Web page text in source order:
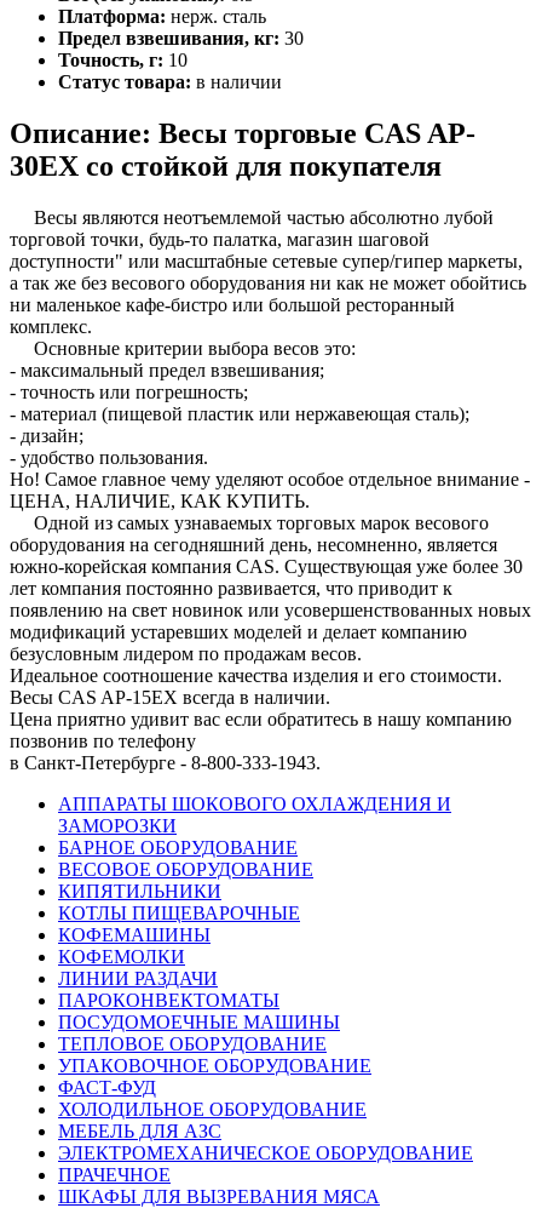
Платформа: нерж. сталь
Предел взвешивания, кг: 30
Точность, г: 10
Статус товара: в наличии
Описание: Весы торговые CAS AP-
30EX со стойкой для покупателя
Весы являются неотъемлемой частью абсолютно лубой
торговой точки, будь-то палатка, магазин шаговой
доступности" или масштабные сетевые супер/гипер маркеты,
а так же без весового оборудования ни как не может обойтись
ни маленькое кафе-бистро или большой ресторанный
комплекс.
Основные критерии выбора весов это:
- максимальный предел взвешивания;
- точность или погрешность;
- материал (пищевой пластик или нержавеющая сталь);
- дизайн;
- удобство пользования.
Но! Самое главное чему уделяют особое отдельное внимание -
ЦЕНА, НАЛИЧИЕ, КАК КУПИТЬ.
Одной из самых узнаваемых торговых марок весового
оборудования на сегодняшний день, несомненно, является
южно-корейская компания CAS. Существующая уже более 30
лет компания постоянно развивается, что приводит к
появлению на свет новинок или усовершенствованных новых
модификаций устаревших моделей и делает компанию
безусловным лидером по продажам весов.
Идеальное соотношение качества изделия и его стоимости.
Весы CAS AP-15EX всегда в наличии.
Цена приятно удивит вас если обратитесь в нашу компанию
позвонив по телефону
в Санкт-Петербурге - 8-800-333-1943.
АППАРАТЫ ШОКОВОГО ОХЛАЖДЕНИЯ И
ЗАМОРОЗКИ
БАРНОЕ ОБОРУДОВАНИЕ
ВЕСОВОЕ ОБОРУДОВАНИЕ
КИПЯТИЛЬНИКИ
КОТЛЫ ПИЩЕВАРОЧНЫЕ
КОФЕМАШИНЫ
КОФЕМОЛКИ
ЛИНИИ РАЗДАЧИ
ПАРОКОНВЕКТОМАТЫ
ПОСУДОМОЕЧНЫЕ МАШИНЫ
ТЕПЛОВОЕ ОБОРУДОВАНИЕ
УПАКОВОЧНОЕ ОБОРУДОВАНИЕ
ФАСТ-ФУД
ХОЛОДИЛЬНОЕ ОБОРУДОВАНИЕ
МЕБЕЛЬ ДЛЯ АЗС
ЭЛЕКТРОМЕХАНИЧЕСКОЕ ОБОРУДОВАНИЕ
ПРАЧЕЧНОЕ
ШКАФЫ ДЛЯ ВЫЗРЕВАНИЯ МЯСА